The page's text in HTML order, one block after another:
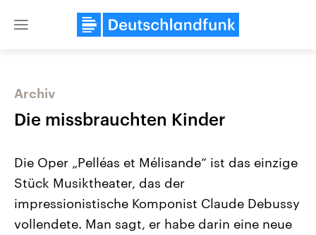
Close
Archiv
Die missbrauchten Kinder
Die Oper „Pelléas et Mélisande“ ist das einzige
Stück Musiktheater, das der
impressionistische Komponist Claude Debussy
vollendete. Man sagt, er habe darin eine neue